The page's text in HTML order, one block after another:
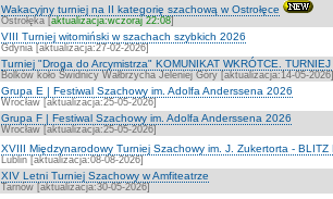
Wakacyjny turniej na II kategorię szachową w Ostrołęce
Ostrołęka [aktualizacja:wczoraj 22:08]
VIII Turniej witomiński w szachach szybkich 2026
Gdynia [aktualizacja:27-02-2026]
Turniej "Droga do Arcymistrza" KOMUNIKAT WKRÓTCE.
Bolków koło Świdnicy Wałbrzycha Jeleniej Góry [aktualizacja:14-05-2026]
Grupa E | Festiwal Szachowy im. Adolfa Anderssena 2026
Wrocław [aktualizacja:25-05-2026]
Grupa F | Festiwal Szachowy im. Adolfa Anderssena 2026
Wrocław [aktualizacja:25-05-2026]
XVIII Międzynarodowy Turniej Szachowy im. J. Zukertorta -
Lublin [aktualizacja:08-08-2026]
XIV Letni Turniej Szachowy w Amfiteatrze
Tarnów [aktualizacja:30-05-2026]